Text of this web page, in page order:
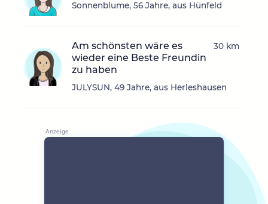
Sonnenblume, 56 Jahre, aus Hünfeld
Am schönsten wäre es
wieder eine Beste Freundin
zu haben
JULYSUN, 49 Jahre, aus Herleshausen
30 km